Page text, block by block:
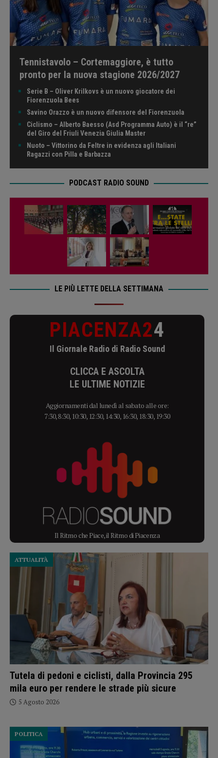
Tennistavolo – Cortemaggiore, è tutto
pronto per la nuova stagione 2026/2027
Serie B – Oliver Krilkovs è un nuovo giocatore dei
Fiorenzuola Bees
Savino Orazzo è un nuovo difensore del Fiorenzuola
Ciclismo – Alberto Baesso (Asd Programma Auto) è il “re”
del Giro del Friuli Venezia Giulia Master
Nuoto – Vittorino da Feltre in evidenza agli Italiani
Ragazzi con Pilla e Barbazza
PODCAST RADIO SOUND
LE PIÙ LETTE DELLA SETTIMANA
PIACENZA24
Il Giornale Radio di Radio Sound
CLICCA E ASCOLTA
LE ULTIME NOTIZIE
Aggiornamenti dal lunedì al sabato alle ore:
7:30, 8:30, 10:30, 12:30, 14:30, 16:30, 18:30, 19:30
Il Ritmo che Piace, il Ritmo di Piacenza
Tutela di pedoni e ciclisti, dalla Provincia 295
mila euro per rendere le strade più sicure
ATTUALITÀ
5 Agosto 2026
POLITICA